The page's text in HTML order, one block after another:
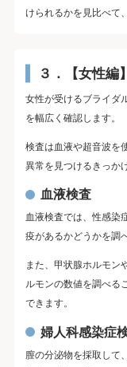
けられるかを見比べて
３．【女性編
女性が受けるブライダ
を幅広く確認します。
検査は血液や超音波を
異常を見つけるきっか
血液検査
血液検査では、性感染
疫があるかどうかを調
また、甲状腺ホルモン
ルモンの数値を調べる
できます。
婦人科感染症
膣の分泌物を採取して